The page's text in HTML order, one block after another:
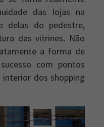
das lojas na
delas do pedestre,
das vitrines. Não
a forma de
com pontos
dos shopping